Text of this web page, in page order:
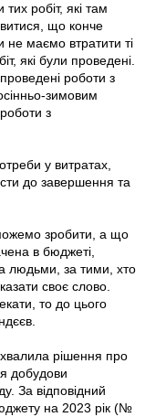
робіт, які там
що конче
не маємо втратити ті
які були проведені.
роботи з
зимовим
з
у витратах,
до завершення та
зробити, а що
в бюджеті,
людьми, за тими, хто
своє слово.
то до цього
рішення про
добудови
За відповідний
на 2023 рік (№